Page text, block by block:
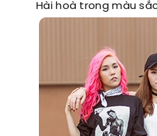
Hài hoà trong màu